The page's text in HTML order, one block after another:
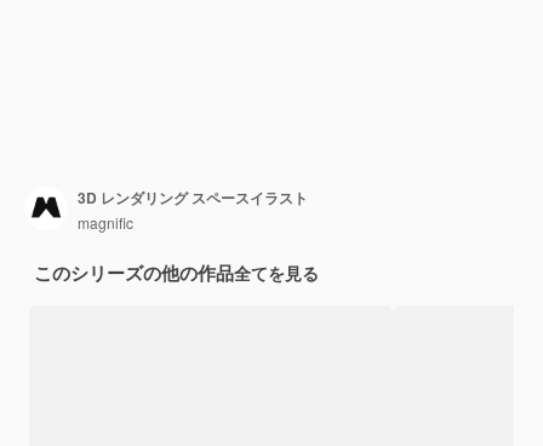
3D レンダリング スペースイラスト
magnific
このシリーズの他の作品全てを見る